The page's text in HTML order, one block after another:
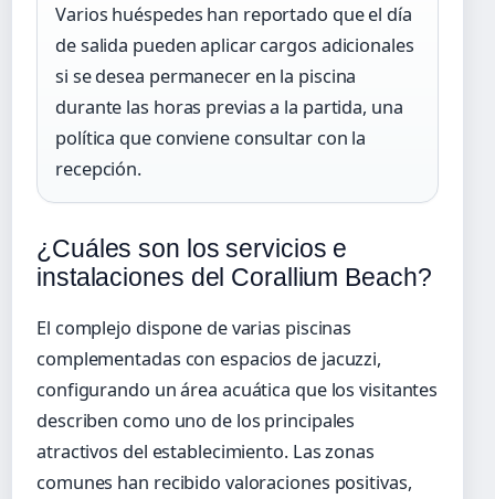
Varios huéspedes han reportado que el día
de salida pueden aplicar cargos adicionales
si se desea permanecer en la piscina
durante las horas previas a la partida, una
política que conviene consultar con la
recepción.
¿Cuáles son los servicios e
instalaciones del Corallium Beach?
El complejo dispone de varias piscinas
complementadas con espacios de jacuzzi,
configurando un área acuática que los visitantes
describen como uno de los principales
atractivos del establecimiento. Las zonas
comunes han recibido valoraciones positivas,